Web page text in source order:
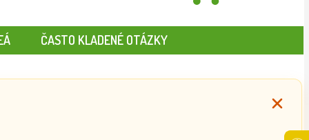
ČASTO KLADENÉ OTÁZKY